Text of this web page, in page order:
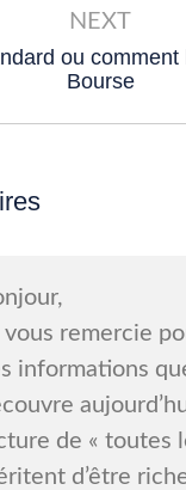
NEXT
Next
ou
Bourse
vous remercie
informations
de « toutes
d’être